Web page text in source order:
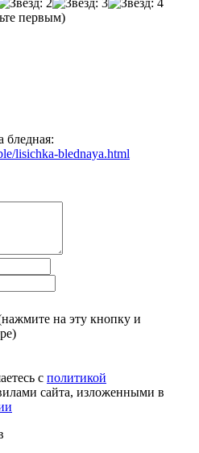
первым)
бледная:
lisichka-blednaya.html
на эту кнопку и
с политикой
сайта, изложенными в